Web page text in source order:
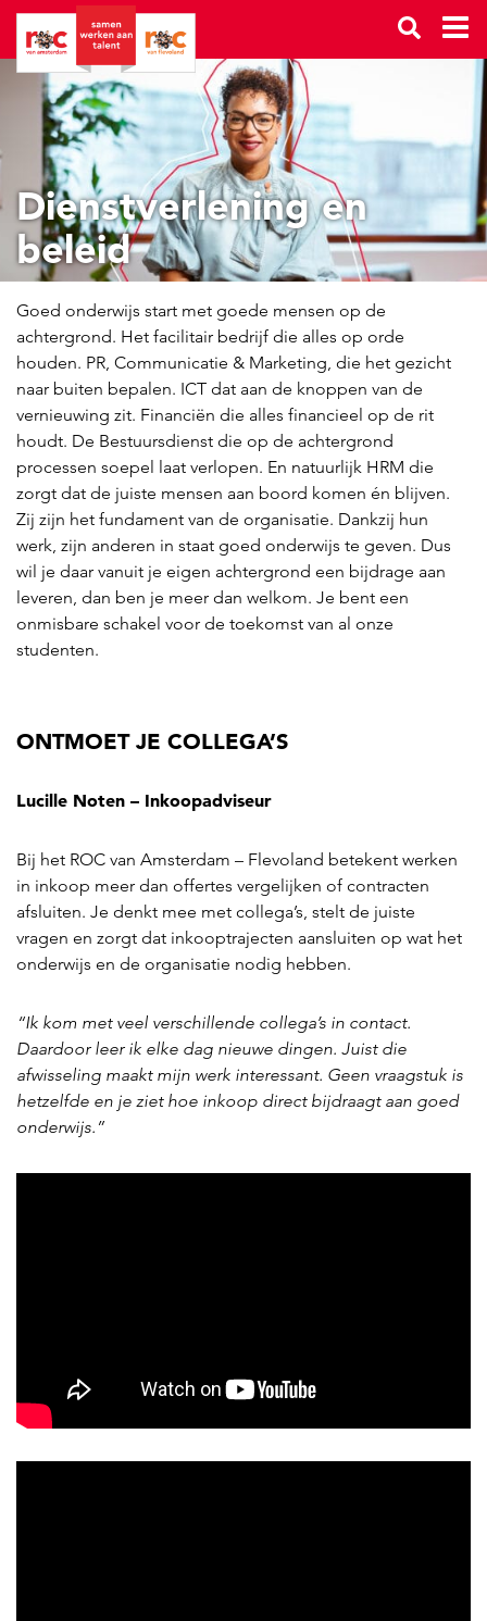
Dienstverlening en
beleid
Goed onderwijs start met goede mensen op de
achtergrond. Het facilitair bedrijf die alles op orde
houden. PR, Communicatie & Marketing, die het gezicht
naar buiten bepalen. ICT dat aan de knoppen van de
vernieuwing zit. Financiën die alles financieel op de rit
houdt. De Bestuursdienst die op de achtergrond
processen soepel laat verlopen. En natuurlijk HRM die
zorgt dat de juiste mensen aan boord komen én blijven.
Zij zijn het fundament van de organisatie. Dankzij hun
werk, zijn anderen in staat goed onderwijs te geven. Dus
wil je daar vanuit je eigen achtergrond een bijdrage aan
leveren, dan ben je meer dan welkom. Je bent een
onmisbare schakel voor de toekomst van al onze
studenten.
ONTMOET JE COLLEGA’S
Lucille Noten – Inkoopadviseur
Bij het ROC van Amsterdam – Flevoland betekent werken
in inkoop meer dan offertes vergelijken of contracten
afsluiten. Je denkt mee met collega’s, stelt de juiste
vragen en zorgt dat inkooptrajecten aansluiten op wat het
onderwijs en de organisatie nodig hebben.
“Ik kom met veel verschillende collega’s in contact.
Daardoor leer ik elke dag nieuwe dingen. Juist die
afwisseling maakt mijn werk interessant. Geen vraagstuk is
hetzelfde en je ziet hoe inkoop direct bijdraagt aan goed
onderwijs.”